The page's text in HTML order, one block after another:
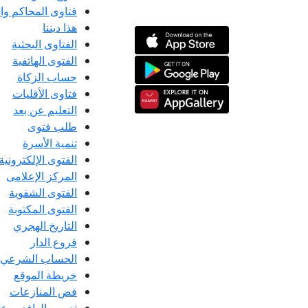
فتاوى المحاكم
هذا ديننا
الفتاوى البحثية
الفتوى الهاتفية
حساب الزكاة
فتاوى الأقليات
التعليم عن بعد
طلب فتوى
تنمية الأسرة
الفتوى الإلكترونية
المركز الإعلامى
الفتوى الشفوية
الفتوى المكتوبة
التاريخ الهجري
فروع الدار
الحساب الشرعي
خريطة الموقع
فض المنازعات